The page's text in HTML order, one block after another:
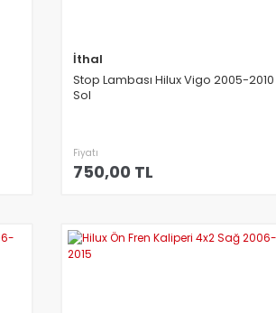
İthal
Stop Lambası Hilux Vigo 2005-2010
Sol
Fiyatı
750,00 TL